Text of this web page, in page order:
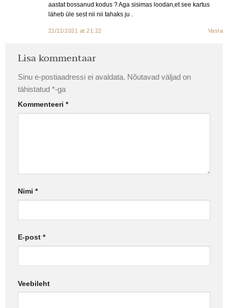
aastat bossanud kodus ? Aga sisimas loodan,et see kartus
läheb üle sest nii nii tahaks ju .
21/11/2021 at 21:22 Vasta
Lisa kommentaar
Sinu e-postiaadressi ei avaldata. Nõutavad väljad on
tähistatud *-ga
Kommenteeri *
Nimi *
E-post *
Veebileht